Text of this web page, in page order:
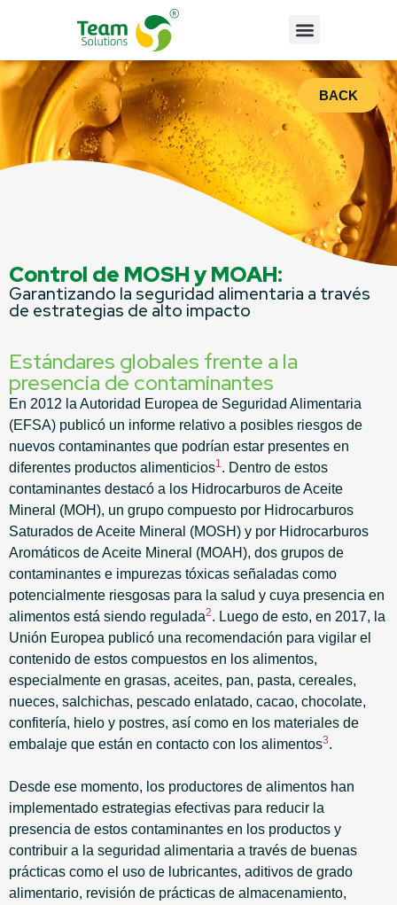
BACK
Control de MOSH y MOAH:
Garantizando la seguridad alimentaria a través
de estrategias de alto impacto
Estándares globales frente a la
presencia de contaminantes
En 2012 la Autoridad Europea de Seguridad Alimentaria
(EFSA) publicó un informe relativo a posibles riesgos de
nuevos contaminantes que podrían estar presentes en
diferentes productos alimenticios1. Dentro de estos
contaminantes destacó a los Hidrocarburos de Aceite
Mineral (MOH), un grupo compuesto por Hidrocarburos
Saturados de Aceite Mineral (MOSH) y por Hidrocarburos
Aromáticos de Aceite Mineral (MOAH), dos grupos de
contaminantes e impurezas tóxicas señaladas como
potencialmente riesgosas para la salud y cuya presencia en
alimentos está siendo regulada2. Luego de esto, en 2017, la
Unión Europea publicó una recomendación para vigilar el
contenido de estos compuestos en los alimentos,
especialmente en grasas, aceites, pan, pasta, cereales,
nueces, salchichas, pescado enlatado, cacao, chocolate,
confitería, hielo y postres, así como en los materiales de
embalaje que están en contacto con los alimentos3.
Desde ese momento, los productores de alimentos han
implementado estrategias efectivas para reducir la
presencia de estos contaminantes en los productos y
contribuir a la seguridad alimentaria a través de buenas
prácticas como el uso de lubricantes, aditivos de grado
alimentario, revisión de prácticas de almacenamiento,